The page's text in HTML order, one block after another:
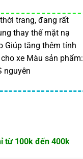
₫.
trang, đang rất
thay thế mặt nạ
Giúp tăng thêm tính
xe Màu sản phẩm:
nguyên
từ 100k đến 400k